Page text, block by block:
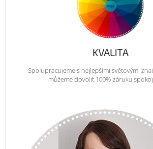
KVALITA
Spolupracujeme s nejlepšími světovými
můžeme dovolit 100% záruku